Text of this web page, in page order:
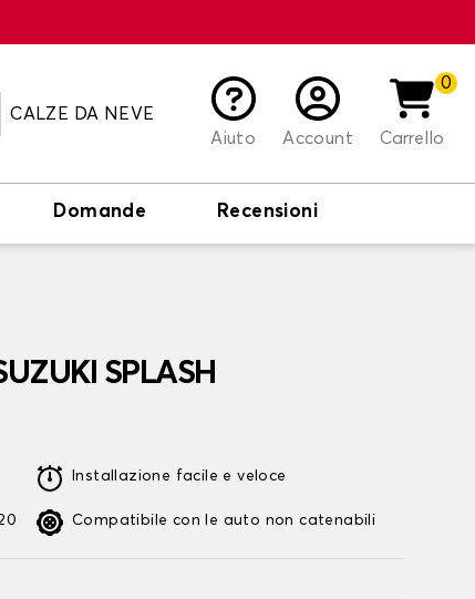
CALZE DA NEVE
Aiuto
Account
0
Carrello
Domande Recensioni
SPLASH
Installazione facile e veloce
Compatibile con le auto non catenabili